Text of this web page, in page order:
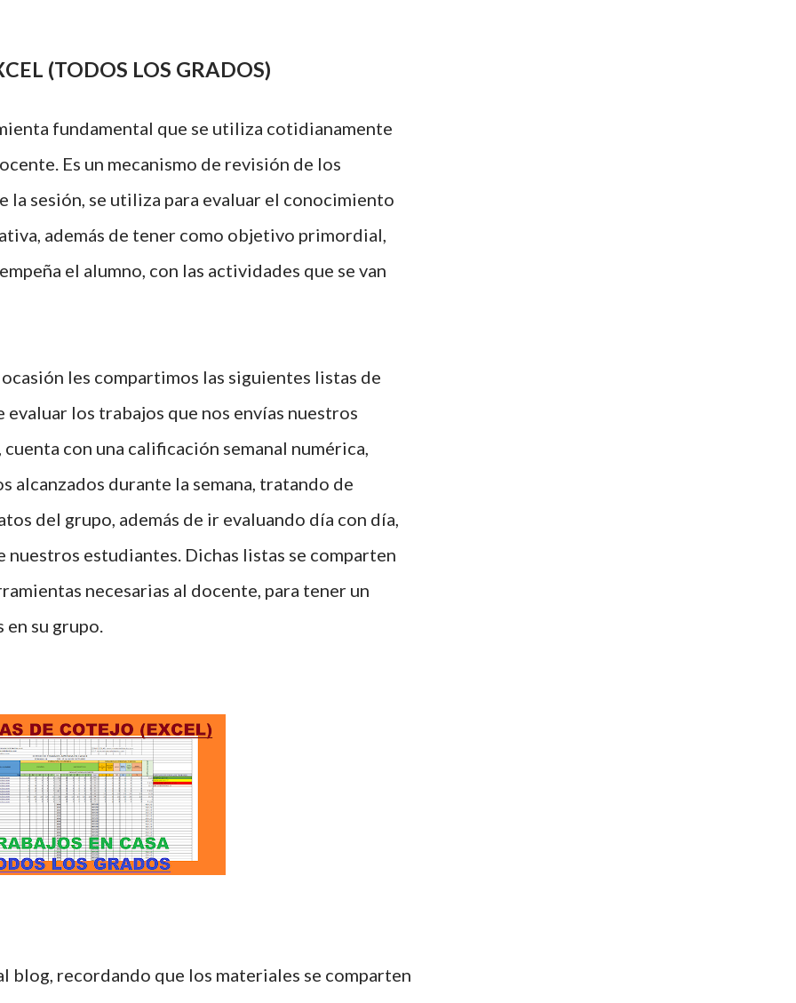
(TODOS LOS GRADOS)
fundamental que se utiliza cotidianamente
Es un mecanismo de revisión de los
la sesión, se utiliza para evaluar el conocimiento
además de tener como objetivo primordial,
el alumno, con las actividades que se van
les compartimos las siguientes listas de
los trabajos que nos envías nuestros
con una calificación semanal numérica,
alcanzados durante la semana, tratando de
del grupo, además de ir evaluando día con día,
estudiantes. Dichas listas se comparten
necesarias al docente, para tener un
su grupo.